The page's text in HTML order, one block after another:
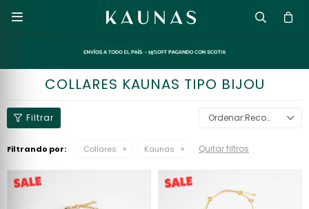

COLLARES KAUNAS TIPO BIJOU
Recomendados
Filtrando por: Collares Kaunas Quitar filtros